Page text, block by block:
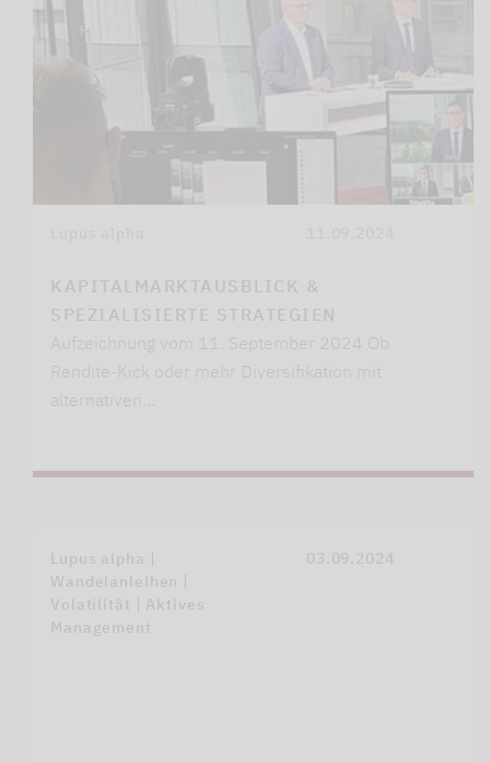
KAPITALMARKTAUSBLICK &
SPEZIALISIERTE STRATEGIEN
Aufzeichnung vom 11. September 2024 Ob
Rendite-Kick oder mehr Diversifikation mit
alternativen…
Lupus alpha |
Wandelanleihen |
Volatilität | Aktives
Management
03.09.2024